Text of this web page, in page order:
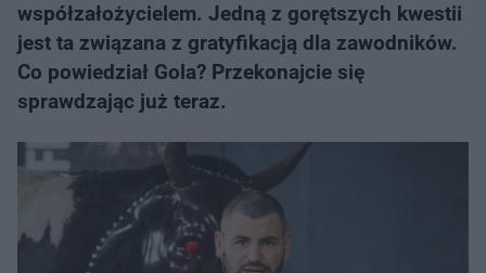
współzałożycielem. Jedną z gorętszych kwestii
jest ta związana z gratyfikacją dla zawodników.
Co powiedział Gola? Przekonajcie się
sprawdzając już teraz.